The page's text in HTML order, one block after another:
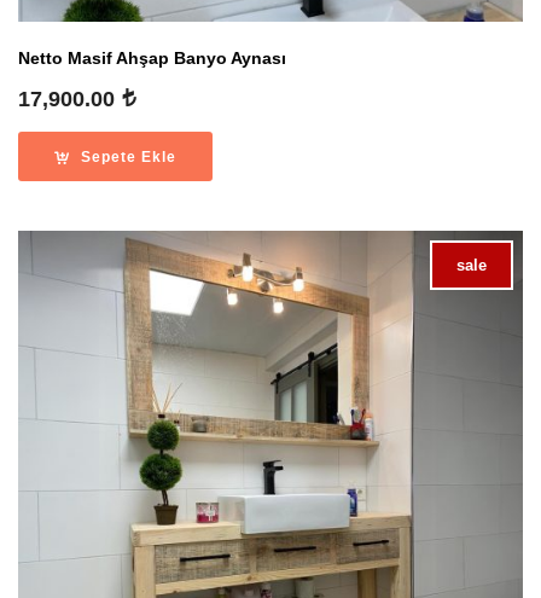
Netto Masif Ahşap Banyo Aynası
17,900.00
Sepete Ekle
sale